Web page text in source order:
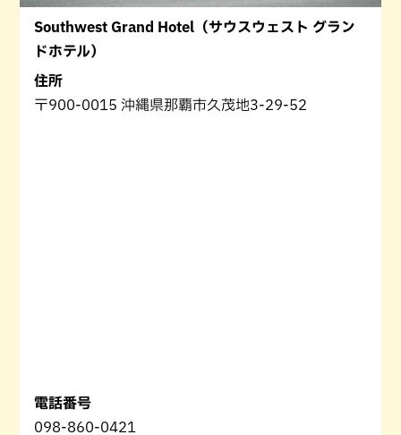
Southwest Grand Hotel（サウスウェスト グラン
ドホテル）
住所
〒900-0015 沖縄県那覇市久茂地3-29-52
電話番号
098-860-0421